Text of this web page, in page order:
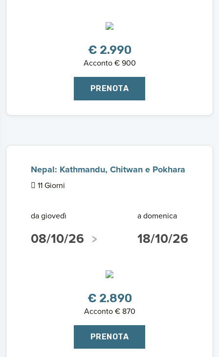
€ 2.990
Acconto € 900
PRENOTA
Nepal: Kathmandu, Chitwan e Pokhara
11 Giorni
da giovedì
08/10/26
a domenica
18/10/26
€ 2.890
Acconto € 870
PRENOTA